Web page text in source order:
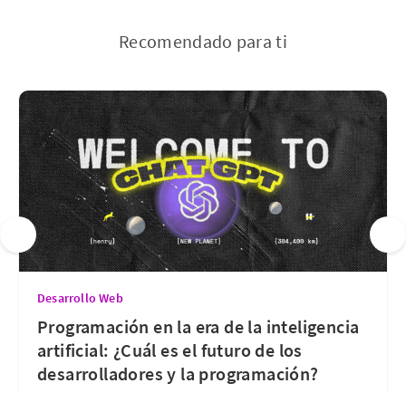
Recomendado para ti
Desarrollo Web
Programación en la era de la inteligencia
artificial: ¿Cuál es el futuro de los
desarrolladores y la programación?